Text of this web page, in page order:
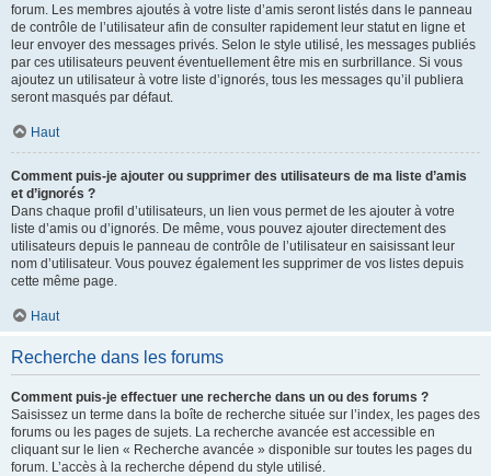
forum. Les membres ajoutés à votre liste d’amis seront listés dans le panneau
de contrôle de l’utilisateur afin de consulter rapidement leur statut en ligne et
leur envoyer des messages privés. Selon le style utilisé, les messages publiés
par ces utilisateurs peuvent éventuellement être mis en surbrillance. Si vous
ajoutez un utilisateur à votre liste d’ignorés, tous les messages qu’il publiera
seront masqués par défaut.
Haut
Comment puis-je ajouter ou supprimer des utilisateurs de ma liste d’amis
et d’ignorés ?
Dans chaque profil d’utilisateurs, un lien vous permet de les ajouter à votre
liste d’amis ou d’ignorés. De même, vous pouvez ajouter directement des
utilisateurs depuis le panneau de contrôle de l’utilisateur en saisissant leur
nom d’utilisateur. Vous pouvez également les supprimer de vos listes depuis
cette même page.
Haut
Recherche dans les forums
Comment puis-je effectuer une recherche dans un ou des forums ?
Saisissez un terme dans la boîte de recherche située sur l’index, les pages des
forums ou les pages de sujets. La recherche avancée est accessible en
cliquant sur le lien « Recherche avancée » disponible sur toutes les pages du
forum. L’accès à la recherche dépend du style utilisé.